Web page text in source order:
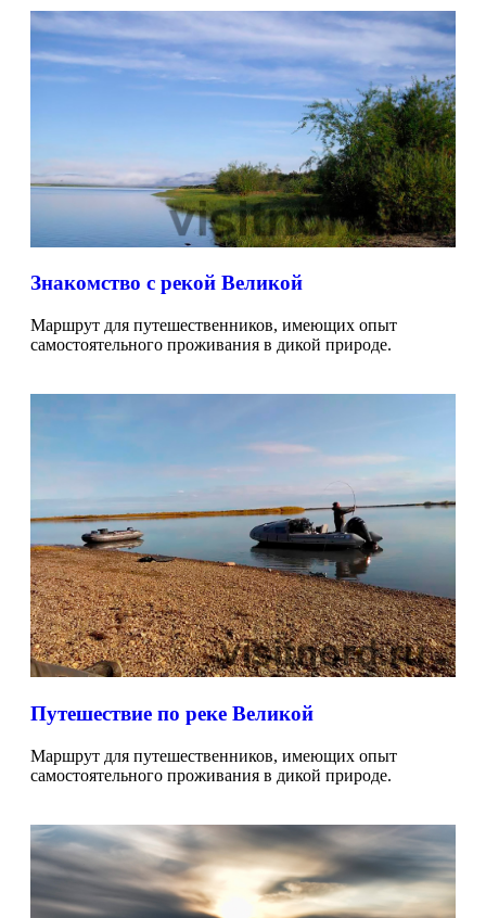
Знакомство с рекой Великой
Маршрут для путешественников, имеющих опыт
самостоятельного проживания в дикой природе.
Путешествие по реке Великой
Маршрут для путешественников, имеющих опыт
самостоятельного проживания в дикой природе.